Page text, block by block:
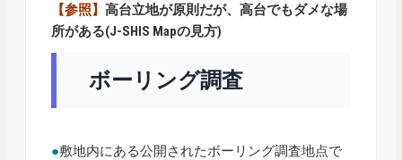
【参照】高台立地が原則だが、高台でもダメな場
所がある(J-SHIS Mapの見方)
ボーリング調査
●敷地内にある公開されたボーリング調査地点で